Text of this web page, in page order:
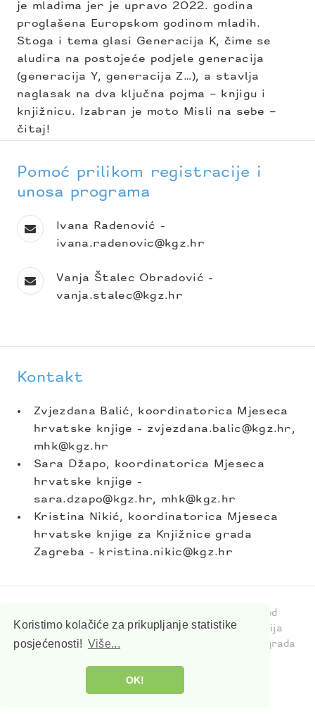
Koristimo kolačiće za prikupljanje statistike
posjećenosti! Više...
OK!
je mladima jer je upravo 2022. godina
proglašena Europskom godinom mladih.
Stoga i tema glasi Generacija K, čime se
aludira na postojeće podjele generacija
(generacija Y, generacija Z…), a stavlja
naglasak na dva ključna pojma – knjigu i
knjižnicu. Izabran je moto Misli na sebe –
čitaj!
Pomoć prilikom registracije i
unosa programa
Ivana Radenović -
ivana.radenovic@kgz.hr
Vanja Štalec Obradović -
vanja.stalec@kgz.hr
Kontakt
Zvjezdana Balić, koordinatorica Mjeseca
hrvatske knjige - zvjezdana.balic@kgz.hr,
mhk@kgz.hr
Sara Džapo, koordinatorica Mjeseca
hrvatske knjige -
sara.dzapo@kgz.hr, mhk@kgz.hr
Kristina Nikić, koordinatorica Mjeseca
hrvatske knjige za Knjižnice grada
Zagreba - kristina.nikic@kgz.hr
Mjesec hrvatske knjige 2026. održava se pod
pokroviteljstvom Ministarstva kulture i medija
Republike Hrvatske te u organizaciji Knjižnica grada
Izjava o digitalnoj pristupačnosti